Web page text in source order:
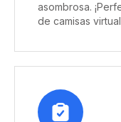
asombrosa.
de camisas